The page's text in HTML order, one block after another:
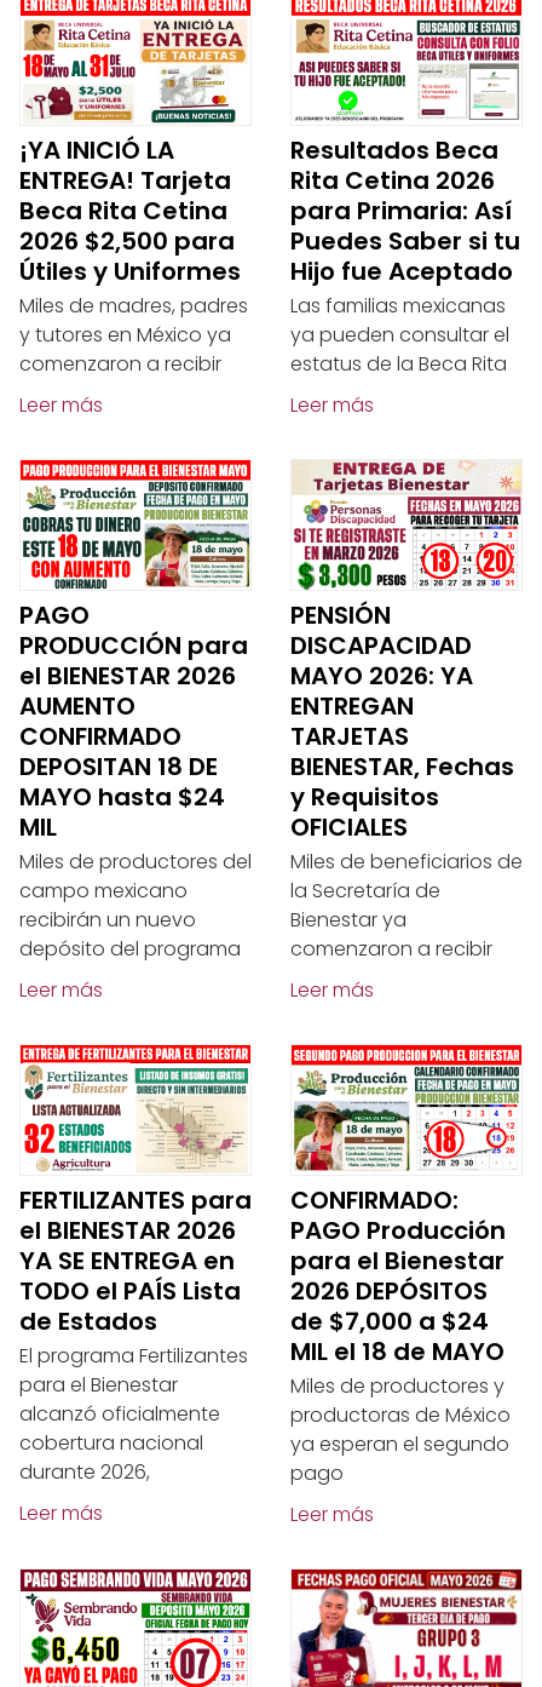
¡YA INICIÓ LA
ENTREGA! Tarjeta
Beca Rita Cetina
2026 $2,500 para
Útiles y Uniformes
Miles de madres, padres
y tutores en México ya
comenzaron a recibir
Leer más
Resultados Beca
Rita Cetina 2026
para Primaria: Así
Puedes Saber si tu
Hijo fue Aceptado
Las familias mexicanas
ya pueden consultar el
estatus de la Beca Rita
Leer más
PAGO
PRODUCCIÓN para
el BIENESTAR 2026
AUMENTO
CONFIRMADO
DEPOSITAN 18 DE
MAYO hasta $24
MIL
Miles de productores del
campo mexicano
recibirán un nuevo
depósito del programa
Leer más
PENSIÓN
DISCAPACIDAD
MAYO 2026: YA
ENTREGAN
TARJETAS
BIENESTAR, Fechas
y Requisitos
OFICIALES
Miles de beneficiarios de
la Secretaría de
Bienestar ya
comenzaron a recibir
Leer más
FERTILIZANTES para
el BIENESTAR 2026
YA SE ENTREGA en
TODO el PAÍS Lista
de Estados
El programa Fertilizantes
para el Bienestar
alcanzó oficialmente
cobertura nacional
durante 2026,
Leer más
CONFIRMADO:
PAGO Producción
para el Bienestar
2026 DEPÓSITOS
de $7,000 a $24
MIL el 18 de MAYO
Miles de productores y
productoras de México
ya esperan el segundo
pago
Leer más